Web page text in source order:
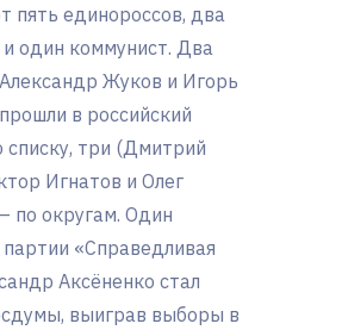
пять единороссов, два
и один коммунист. Два
Жуков и Игорь
в российский
списку, три (Дмитрий
Игнатов и Олег
по округам. Один
«Справедливая
Аксёненко стал
выиграв выборы в